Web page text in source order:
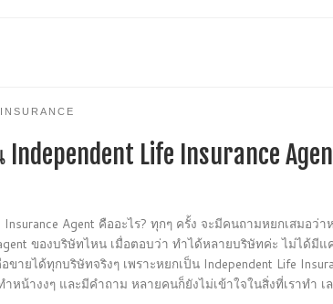
Life Insurance
Insurance Agent คืออะไร? ทุกๆ ครั้ง จะมีคนถามหยกเสมอว่า
ของบริษัทไหน เมื่อตอบว่า ทำได้หลายบริษัทค่ะ ไม่ได้มีแ
ายได้ทุกบริษัทจริงๆ เพราะหยกเป็น Independent Life
หน้างงๆ และมีคำถาม หลายคนก็ยังไม่เข้าใจในสิ่งที่เราทำ เ